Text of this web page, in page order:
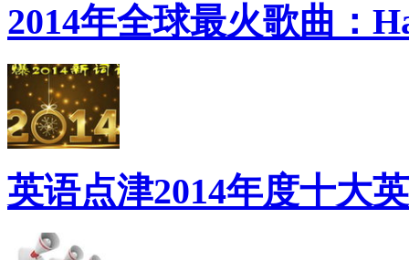
2014年全球最火歌曲：
英语点津2014年度十大